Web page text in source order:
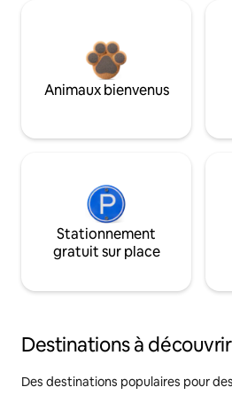
Animaux bienvenus
Stationnement
gratuit sur place
Destinations à découvrir
Des destinations populaires pour